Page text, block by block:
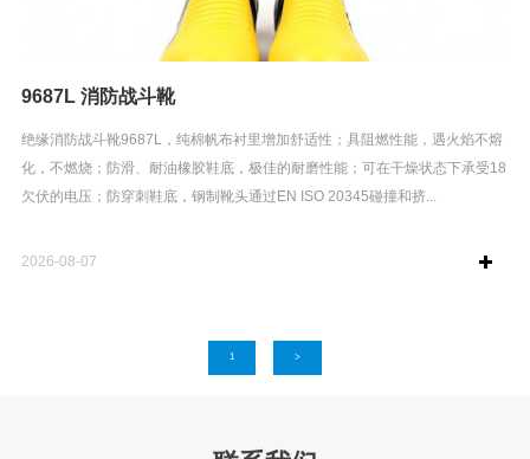
9687L 消防战斗靴
绝缘消防战斗靴9687L，纯棉帆布衬里增加舒适性；具阻燃性能，遇火焰不熔
化，不燃烧；防滑、耐油橡胶鞋底，极佳的耐磨性能；可在干燥状态下承受18
欠伏的电压；防穿刺鞋底，钢制靴头通过EN ISO 20345碰撞和挤...
2026-08-07
1 >